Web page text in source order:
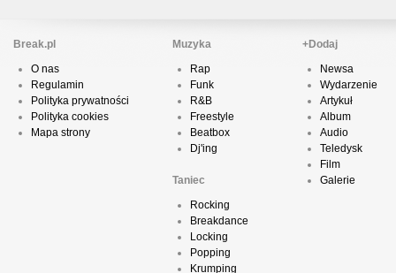
Break.pl
O nas
Regulamin
Polityka prywatności
Polityka cookies
Mapa strony
Muzyka
Rap
Funk
R&B
Freestyle
Beatbox
Dj'ing
Taniec
Rocking
Breakdance
Locking
Popping
Krumping
+Dodaj
Newsa
Wydarzenie
Artykuł
Album
Audio
Teledysk
Film
Galerie